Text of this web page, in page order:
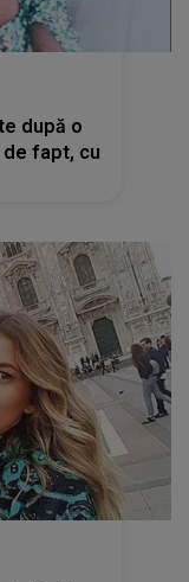
după o
de fapt, cu